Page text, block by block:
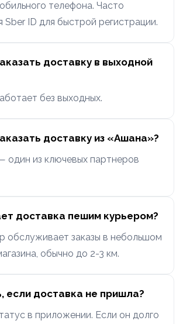
телефона. Часто
Sber ID для быстрой регистрации.
доставку в выходной
без выходных.
доставку из «Ашана»?
один из ключевых партнеров
доставка пешим курьером?
обслуживает заказы в небольшом
обычно до 2-3 км.
если доставка не пришла?
в приложении. Если он долго